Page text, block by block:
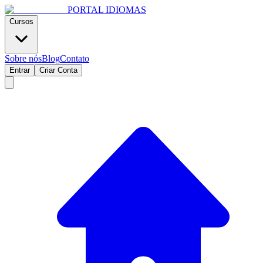
PORTAL IDIOMAS
Cursos
Sobre nósBlogContato
Entrar Criar Conta